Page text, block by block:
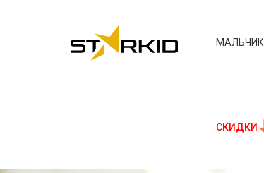
МАЛЬЧИК
СКИДКИ